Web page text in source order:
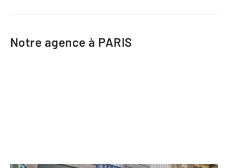
Notre agence à PARIS